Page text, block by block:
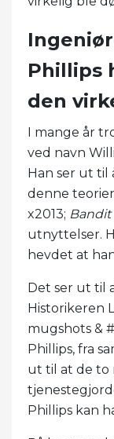
Phillips
den
I mange år
ved navn
Han ser ut til
denne
x2013;
utnyttelser.
hevdet at
Det ser ut til
Historikeren
mugshots &
Phillips, fra
ut til at de to
Phillips kan